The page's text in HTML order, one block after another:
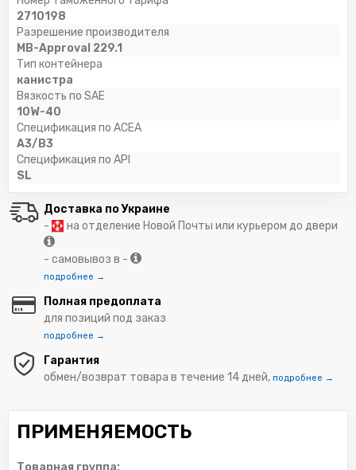
2710198
Разрешение производителя
MB-Approval 229.1
Тип контейнера
канистра
Вязкость по SAE
10W-40
Спецификация по ACEA
A3/B3
Спецификация по API
SL
Доставка по Украине
-
на отделение Новой Почты или курьером до двери
- самовывоз в -
подробнее →
Полная предоплата
для позиций под заказ
подробнее →
Гарантия
обмен/возврат товара в течение 14 дней, подробнее →
ПРИМЕНЯЕМОСТЬ
Товарная группа: